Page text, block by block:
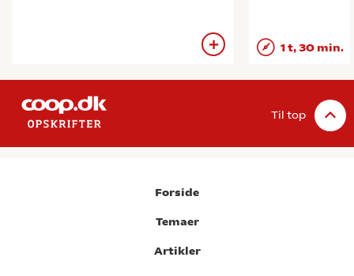
1 t, 30 min.
Til top
Forside
Temaer
Artikler